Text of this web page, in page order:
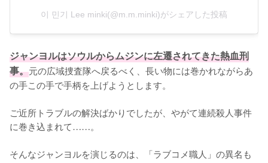
이 민기 Lee minki(@m.m.minki)がシェアした投稿
ジャンヨルはソウルからムジンに左遷されてきた熱血刑
事。元の広域捜査隊へ戻るべく、長い物には巻かれながらあ
の手この手で手柄を上げようとします。
ご近所トラブルの解決ばかりでしたが、やがて連続殺人事件
に巻き込まれて……。
そんなジャンヨルを演じるのは、「ラブコメ職人」の異名も